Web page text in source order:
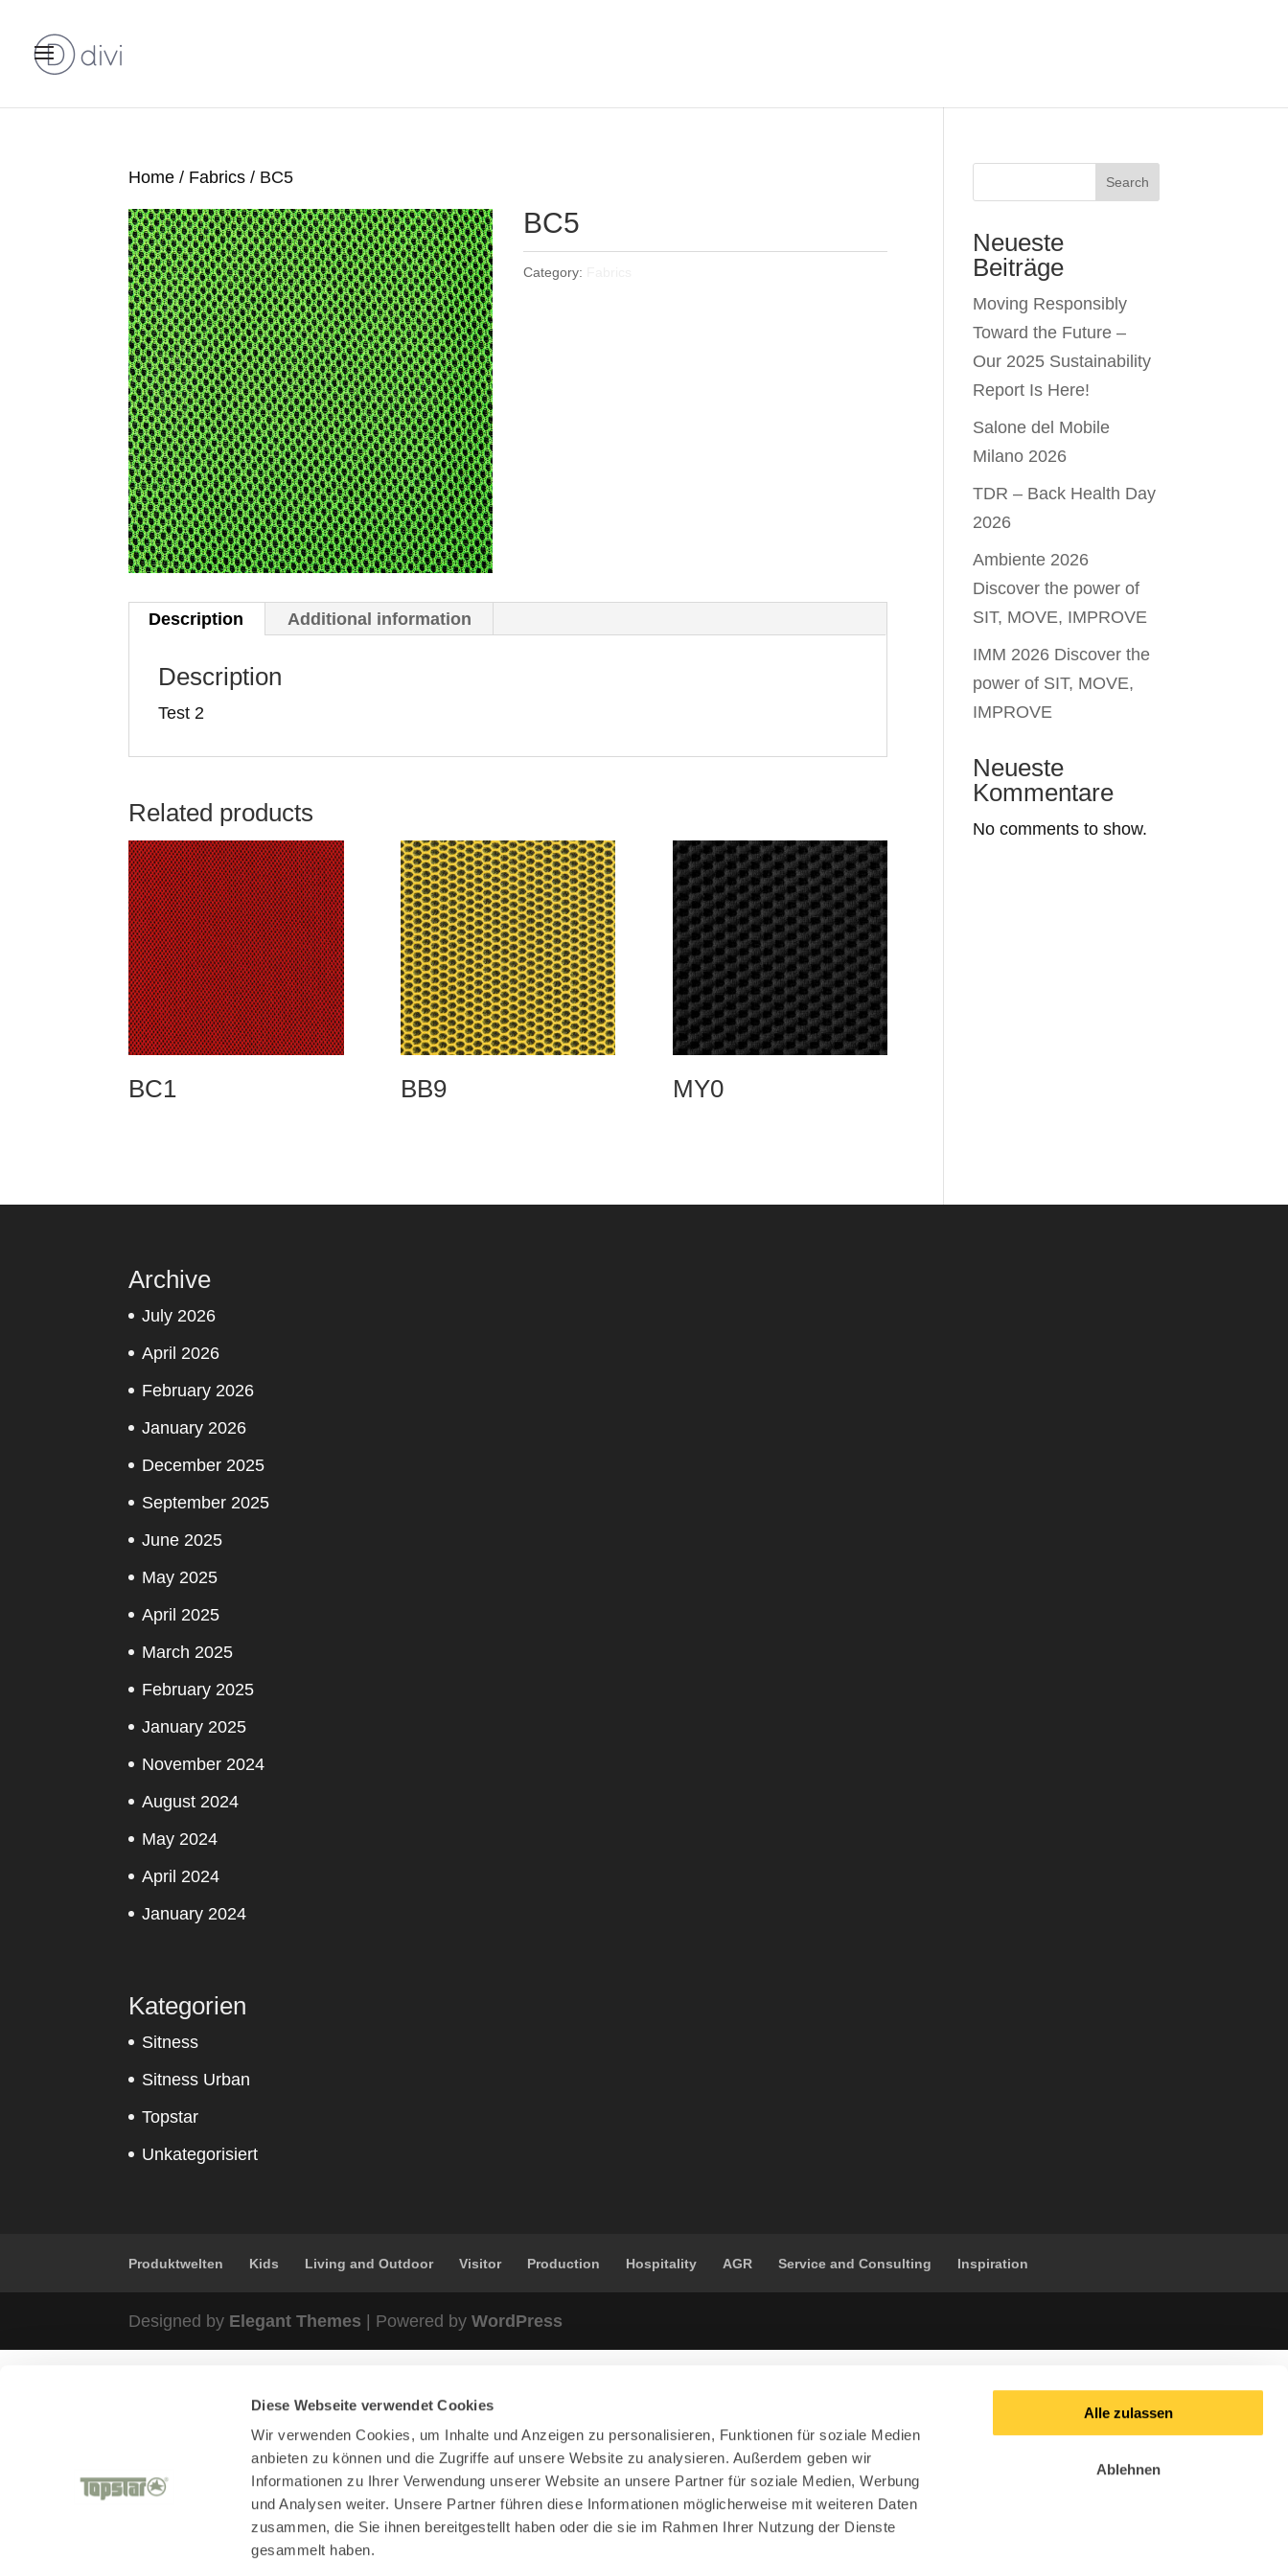
Diese Webseite verwendet Cookies
Wir verwenden Cookies, um Inhalte und Anzeigen zu personalisieren, Funktionen für soziale Medien
anbieten zu können und die Zugriffe auf unsere Website zu analysieren. Außerdem geben wir
Informationen zu Ihrer Verwendung unserer Website an unsere Partner für soziale Medien, Werbung
und Analysen weiter. Unsere Partner führen diese Informationen möglicherweise mit weiteren Daten
zusammen, die Sie ihnen bereitgestellt haben oder die sie im Rahmen Ihrer Nutzung der Dienste
gesammelt haben.
Alle zulassen
Ablehnen
Home / Fabrics / BC5
BC5
Category:
Description Additional information
Description
Test 2
Related products
BC1 BB9 MY0
Search
Neueste
Beiträge
Moving Responsibly
Toward the Future –
Our 2025 Sustainability
Report Is Here!
Salone del Mobile
Milano 2026
TDR – Back Health Day
2026
Ambiente 2026
Discover the power of
SIT, MOVE, IMPROVE
IMM 2026 Discover the
power of SIT, MOVE,
IMPROVE
Neueste
Kommentare
No comments to show.
Archive
July 2026
April 2026
February 2026
January 2026
December 2025
September 2025
June 2025
May 2025
April 2025
March 2025
February 2025
January 2025
November 2024
August 2024
May 2024
April 2024
January 2024
Kategorien
Sitness
Sitness Urban
Topstar
Unkategorisiert
Produktwelten Kids Living and Outdoor Visitor Production Hospitality AGR Service and Consulting Inspiration
Designed by Elegant Themes | Powered byWordPress